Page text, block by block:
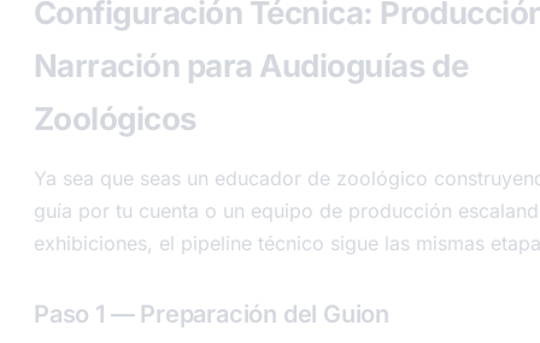
Configuración Técnica:
Narración para Audioguías de
Zoológicos
Ya sea que seas un educador de zoológico
guía por tu cuenta o un equipo de producción
exhibiciones, el pipeline técnico sigue las mismas
Paso 1 — Preparación del Guion